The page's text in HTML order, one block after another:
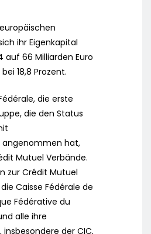
ihr Eigenkapital
auf 66 Milliarden Euro
18,8 Prozent.
die erste
die den Status
hat,
Mutuel Verbände.
zur Crédit Mutuel
Caisse Fédérale de
Fédérative du
alle ihre
der CIC,